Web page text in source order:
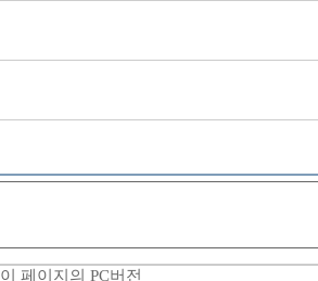
이 페이지의 PC버전